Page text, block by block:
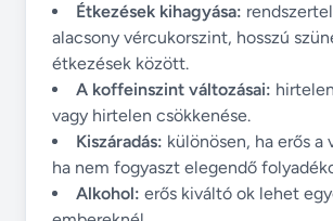
Étkezések kihagyása:
alacsony vércukorszint, hosszú
étkezések között.
A koffeinszint változásai:
vagy hirtelen csökkenése.
Kiszáradás: különösen, ha erős a
ha nem fogyaszt elegendő
Alkohol: erős kiváltó ok lehet